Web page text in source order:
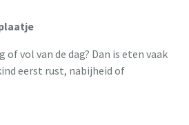
vol van de dag? Dan is eten vaak
eerst rust, nabijheid of